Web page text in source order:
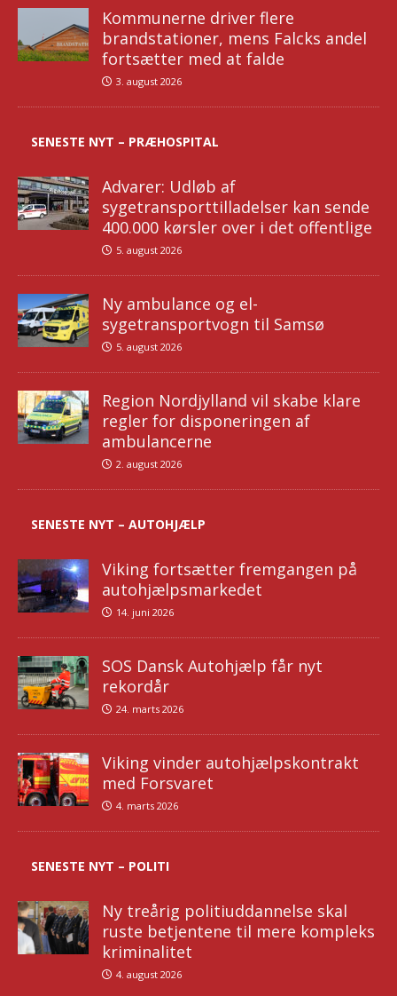
Kommunerne driver flere
brandstationer, mens Falcks andel
fortsætter med at falde
3. august 2026
SENESTE NYT – PRÆHOSPITAL
Advarer: Udløb af
sygetransporttilladelser kan sende
400.000 kørsler over i det offentlige
5. august 2026
Ny ambulance og el-
sygetransportvogn til Samsø
5. august 2026
Region Nordjylland vil skabe klare
regler for disponeringen af
ambulancerne
2. august 2026
SENESTE NYT – AUTOHJÆLP
Viking fortsætter fremgangen på
autohjælpsmarkedet
14. juni 2026
SOS Dansk Autohjælp får nyt
rekordår
24. marts 2026
Viking vinder autohjælpskontrakt
med Forsvaret
4. marts 2026
SENESTE NYT – POLITI
Ny treårig politiuddannelse skal
ruste betjentene til mere kompleks
kriminalitet
4. august 2026